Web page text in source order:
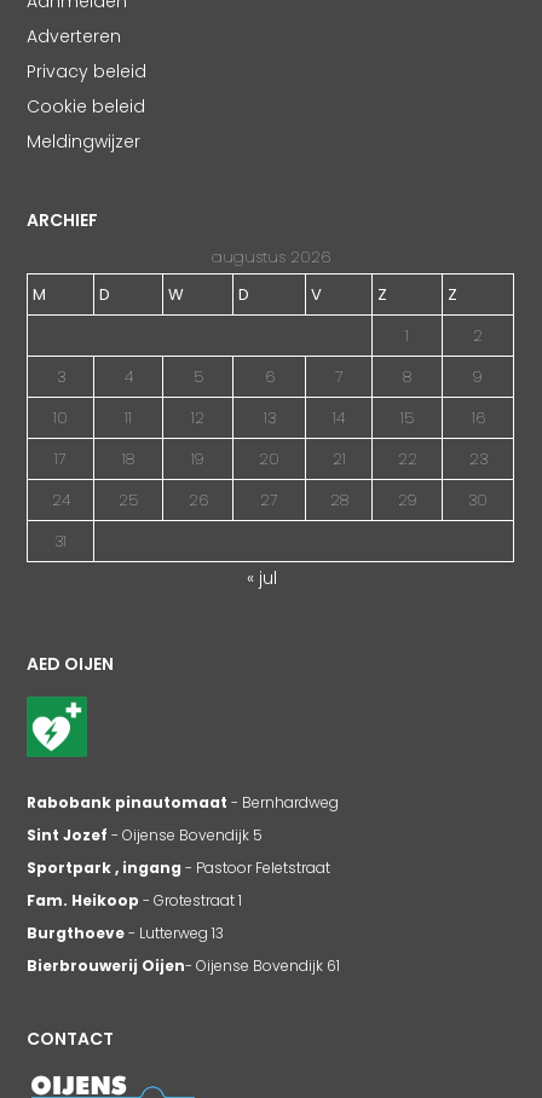
Adverteren
Privacy beleid
Cookie beleid
Meldingwijzer
ARCHIEF
augustus 2026
M
D W D V Z
Z
1
2
3
4 5 6 7 8
9
10
11 12 13 14 15
16
17
18 19 20 21 22
23
24
25 26 27 28 29
30
31
« jul
AED OIJEN
Rabobank pinautomaat - Bernhardweg
Sint Jozef - Oijense Bovendijk 5
Sportpark , ingang - Pastoor Feletstraat
Fam. Heikoop - Grotestraat 1
Burgthoeve- Lutterweg 13
Bierbrouwerij Oijen- Oijense Bovendijk 61
CONTACT